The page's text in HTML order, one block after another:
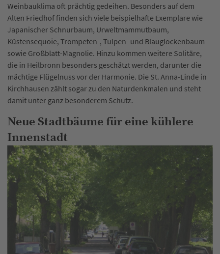
Weinbauklima oft prächtig gedeihen. Besonders auf dem
Alten Friedhof finden sich viele beispielhafte Exemplare wie
Japanischer Schnurbaum, Urweltmammutbaum,
Küstensequoie, Trompeten-, Tulpen- und Blauglockenbaum
sowie Großblatt-Magnolie. Hinzu kommen weitere Solitäre,
die in Heilbronn besonders geschätzt werden, darunter die
mächtige Flügelnuss vor der Harmonie. Die St. Anna-Linde in
Kirchhausen zählt sogar zu den Naturdenkmalen und steht
damit unter ganz besonderem Schutz.
Neue Stadtbäume für eine kühlere
Innenstadt